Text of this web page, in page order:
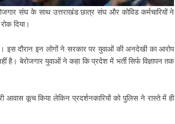
संघ के साथ उत्तराखंड छात्र संघ और कोविड कर्मचारियों ने
दिया।
इस दौरान इन लोगों ने सरकार पर युवाओं की अनदेखी का आरोप
है। बेरोजगार युवाओं ने कहा कि प्रदेश में भर्ती सिर्फ विज्ञापन तक
आवास कूच किया लेकिन प्रदर्शनकारियों को पुलिस ने रास्ते में ही